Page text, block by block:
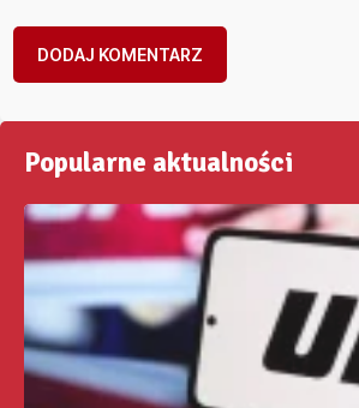
Popularne aktualności